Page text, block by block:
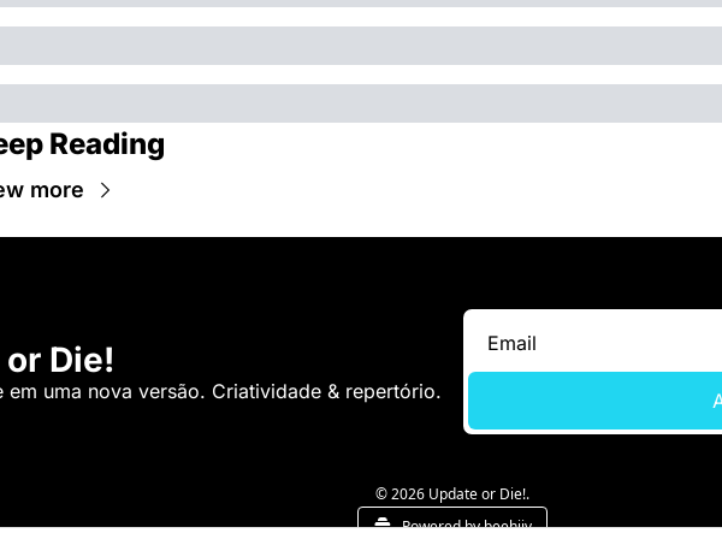
Reading
more
Die!
em uma nova versão. Criatividade & repertório.
© 2026 Update or Die!.
Powered by beehiiv